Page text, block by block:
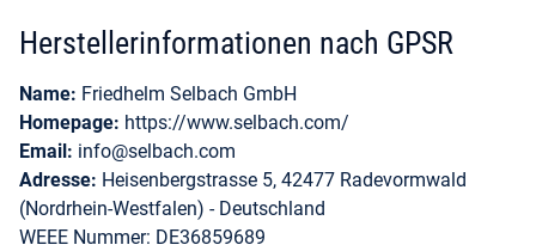
Herstellerinformationen nach GPSR
Name: Friedhelm Selbach GmbH
Homepage: https://www.selbach.com/
Email: info@selbach.com
Adresse: Heisenbergstrasse 5, 42477 Radevormwald
(Nordrhein-Westfalen) - Deutschland
WEEE Nummer: DE36859689